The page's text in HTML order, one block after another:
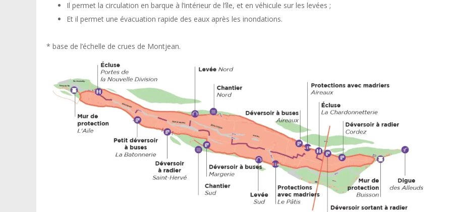
Il permet la circulation en barque à l’intérieur de l’île, et en véhicule sur les levées ;
Et il permet une évacuation rapide des eaux après les inondations.
* base de l’échelle de crues de Montjean.